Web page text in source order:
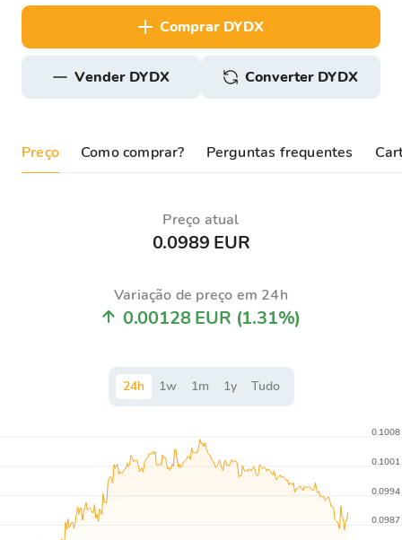
comprar DYDX
vender DYDX Converter DYDX
Preço Como comprar? Perguntas frequentes
Preço atual
0.0989 EUR
Variação de preço em 24h
0.00128 EUR (1.31%)
24h 1w 1m 1y Tudo
0.0987
0.0994
0.1001
0.1008